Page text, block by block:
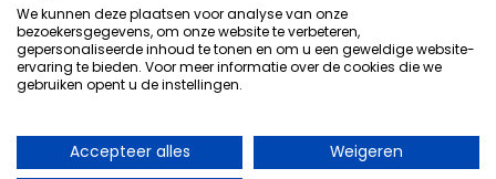
Volg ons opFacebook!
Goedgekeurd op wetgeving
Juridisch gecontroleerd.
Geschilbemiddeling
Aangesloten bij een geschillencommissie.
U heeft het recht om uw aankoop binnen 14 dagen te herroepen.
We kunnen deze plaatsen voor analyse van onze
bezoekersgegevens, om onze website te verbeteren,
gepersonaliseerde inhoud te tonen en om u een geweldige website-
ervaring te bieden. Voor meer informatie over de cookies die we
gebruiken opent u de instellingen.
Accepteer alles Weigeren